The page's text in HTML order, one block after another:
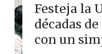
Festeja la
décadas
con un